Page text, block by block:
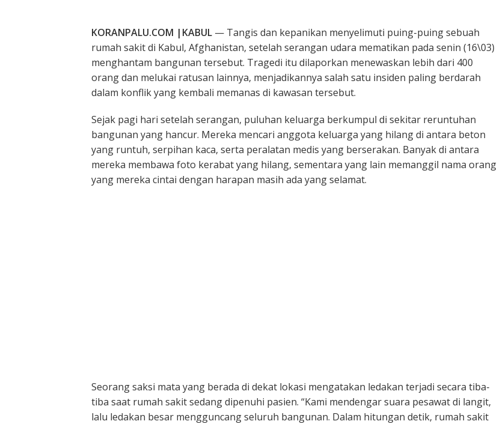
KORANPALU.COM |KABUL — Tangis dan kepanikan menyelimuti puing-puing sebuah
rumah sakit di Kabul, Afghanistan, setelah serangan udara mematikan pada senin (16\03)
menghantam bangunan tersebut. Tragedi itu dilaporkan menewaskan lebih dari 400
orang dan melukai ratusan lainnya, menjadikannya salah satu insiden paling berdarah
dalam konflik yang kembali memanas di kawasan tersebut.
Sejak pagi hari setelah serangan, puluhan keluarga berkumpul di sekitar reruntuhan
bangunan yang hancur. Mereka mencari anggota keluarga yang hilang di antara beton
yang runtuh, serpihan kaca, serta peralatan medis yang berserakan. Banyak di antara
mereka membawa foto kerabat yang hilang, sementara yang lain memanggil nama orang
yang mereka cintai dengan harapan masih ada yang selamat.
Seorang saksi mata yang berada di dekat lokasi mengatakan ledakan terjadi secara tiba-
tiba saat rumah sakit sedang dipenuhi pasien. “Kami mendengar suara pesawat di langit,
lalu ledakan besar mengguncang seluruh bangunan. Dalam hitungan detik, rumah sakit